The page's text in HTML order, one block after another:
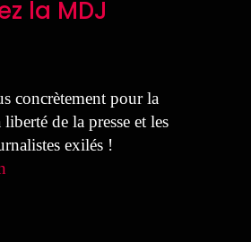
la MDJ
concrètement pour la
de la presse et les
exilés !